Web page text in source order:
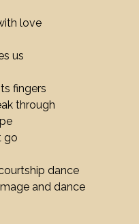
love
us
fingers
through
go
dance
and dance